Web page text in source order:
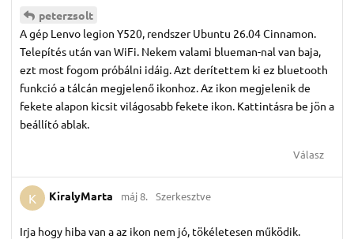
peterzsolt
A gép Lenvo legion Y520, rendszer Ubuntu 26.04 Cinnamon.
Telepítés után van WiFi. Nekem valami blueman-nal van baja,
ezt most fogom próbálni idáig. Azt derítettem ki ez bluetooth
funkció a tálcán megjelenő ikonhoz. Az ikon megjelenik de
fekete alapon kicsit világosabb fekete ikon. Kattintásra be jön a
beállító ablak.
Válasz
K KiralyMarta máj 8. Szerkesztve
Irja hogy hiba van a az ikon nem jó, tökéletesen működik.